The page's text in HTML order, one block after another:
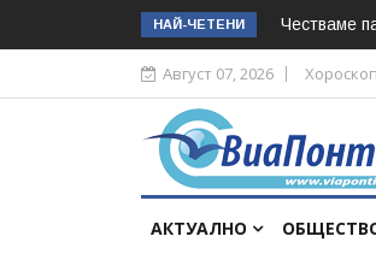
НАЙ-ЧЕТЕНИ Честваме
Август 07, 2026 Хороскоп
АКТУАЛНО